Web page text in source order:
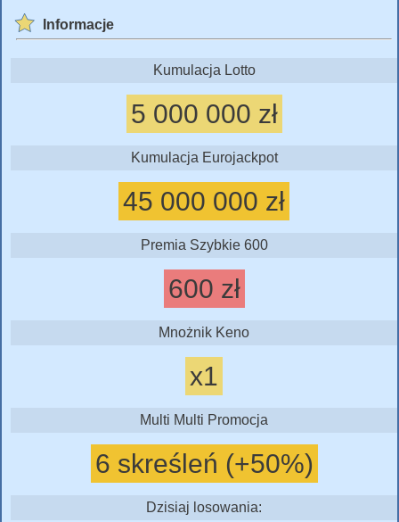
Informacje
Kumulacja Lotto
5 000 000 zł
Kumulacja Eurojackpot
45 000 000 zł
Premia Szybkie 600
600 zł
Mnożnik Keno
x1
Multi Multi Promocja
6 skreśleń (+50%)
Dzisiaj losowania: